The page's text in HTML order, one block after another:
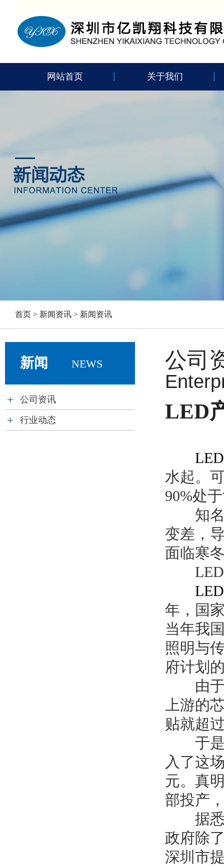
网站首页 关于我们
首页 > 新闻资讯 > 新闻资讯
新闻 NEWS
公司资讯
行业动态
公司
LED
LED
水起。
90%处
知名
变差，
面临寒
LED
LED
年，国
当年我
照明与
府计划
由于
上游的
贴就超
于是
入了这
元。真
部投产
据悉
政府除
深圳市